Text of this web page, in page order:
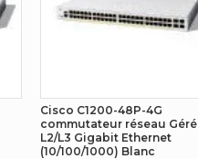
Cisco C1200-48P-4G
commutateur réseau Géré
L2/L3 Gigabit Ethernet
(10/100/1000) Blanc